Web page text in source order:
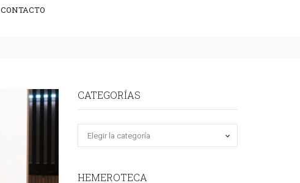
CONTACTO
CATEGORÍAS
HEMEROTECA